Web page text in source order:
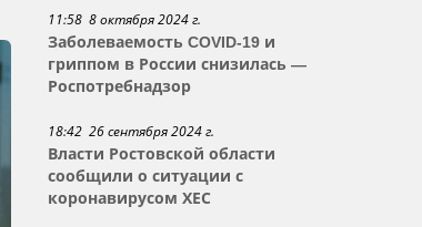
11:58 8 октября 2024 г.
Заболеваемость COVID-19 и
гриппом в России снизилась —
Роспотребнадзор
18:42 26 сентября 2024 г.
Власти Ростовской области
сообщили о ситуации с
коронавирусом ХЕС